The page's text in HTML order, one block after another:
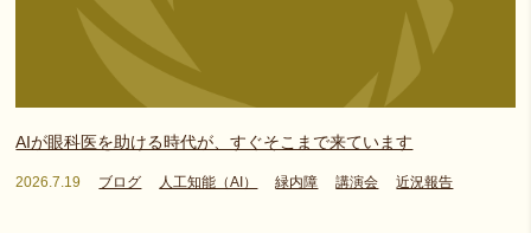
AIが眼科医を助ける時代が、すぐそこまで来ています
2026.7.19 ブログ 人工知能（AI） 緑内障 講演会 近況報告